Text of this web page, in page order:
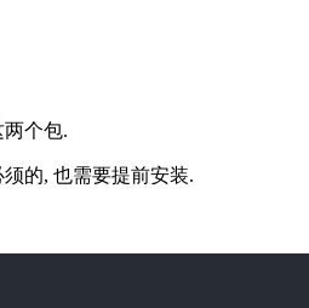
个包.
的, 也需要提前安装.